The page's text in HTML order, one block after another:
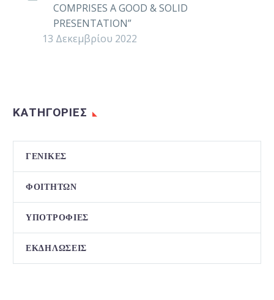
COMPRISES A GOOD & SOLID
PRESENTATION”
13 Δεκεμβρίου 2022
ΚΑΤΗΓΟΡΙΕΣ
ΓΕΝΙΚΈΣ
ΦΟΙΤΗΤΏΝ
ΥΠΟΤΡΟΦΊΕΣ
ΕΚΔΗΛΏΣΕΙΣ